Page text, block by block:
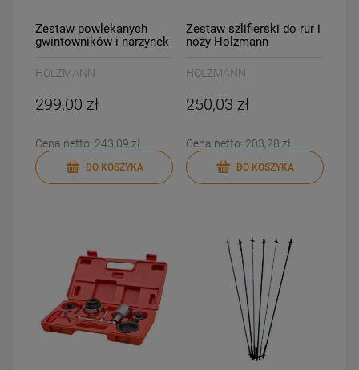
Zestaw powlekanych
gwintowników i narzynek
GBM58TIN
HOLZMANN
299,00 zł
Cena netto: 243,09 zł
DO KOSZYKA
Zestaw szlifierski do rur i
noży Holzmann
HOLZMANN
250,03 zł
Cena netto: 203,28 zł
DO KOSZYKA